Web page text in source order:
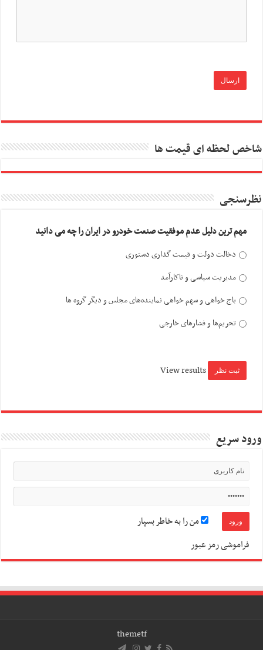
شاخص لحظه ای قیمت ها
نظرسنجی
مهم ترین دلیل عدم موفقیت صنعت خودرو در ایران را چه می دانید
دخالت دولت و قیمت گذاری دستوری
مدیریت سیاسی و ناکارآمد
باج خواهی و سهم خواهی نماینده‌های مجلس و دیگر گروه ها
تحریم‌ها و فشارهای خارجی
View results
ورود سریع
من را به خاطر بسپار
فراموشی رمز عبور
themetf